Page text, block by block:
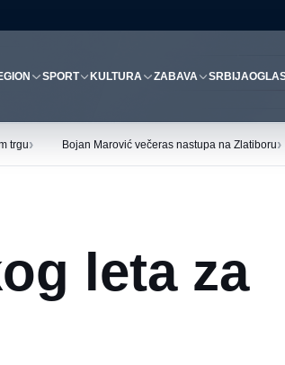
SPORT KULTURA ZABAVA SRBIJA
trgu› Bojan Marović večeras nastupa na Zlatiboru›
leta za